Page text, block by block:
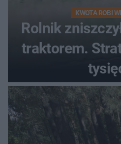
KWOTA ROBI
Rolnik
traktorem.